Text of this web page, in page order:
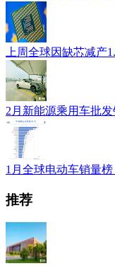
上周全球因缺芯减产
2月新能源乘用车批
1月全球电动车销量
推荐